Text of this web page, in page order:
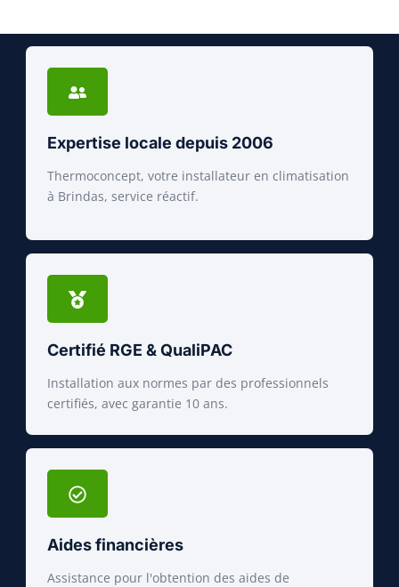
Expertise locale depuis 2006
Thermoconcept, votre installateur en climatisation
à Brindas, service réactif.
Certifié RGE & QualiPAC
Installation aux normes par des professionnels
certifiés, avec garantie 10 ans.
Aides financières
Assistance pour l'obtention des aides de